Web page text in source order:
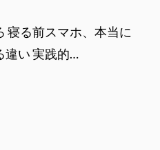
寝る前スマホ、本当に
違い 実践的…